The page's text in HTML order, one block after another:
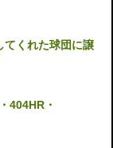
てくれた球団に譲
404HR・